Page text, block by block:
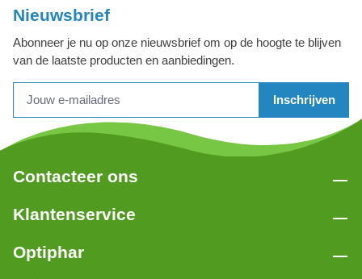
Nieuwsbrief
Abonneer je nu op onze nieuwsbrief om op de hoogte te blijven
van de laatste producten en aanbiedingen.
Inschrijven
Contacteer ons
Klantenservice
Optiphar